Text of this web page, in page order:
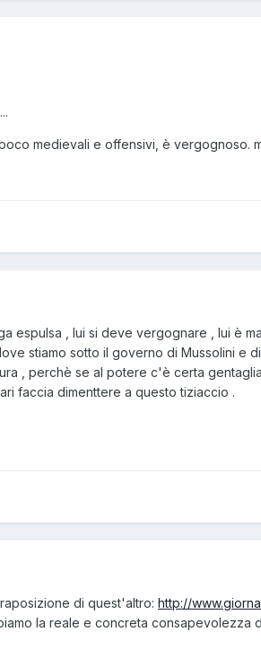
medievali e offensivi, è vergognoso.
espulsa , lui si deve vergognare , lui è
stiamo sotto il governo di Mussolini e
, perchè se al potere c'è certa
faccia dimenttere a questo tiziaccio .
di quest'altro: http://
la reale e concreta